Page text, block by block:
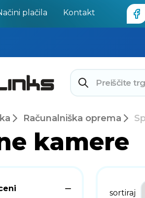
plačila Kontakt
Računalniška oprema
kamere
sortiraj